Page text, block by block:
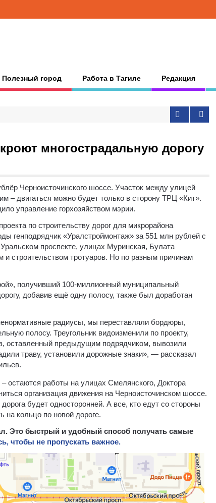
Полезный город Работа в Тагиле Редакция
многострадальную дорогу
Черноисточинского шоссе. Участок между улицей
– двигаться можно будет только в сторону ТРЦ «Кит».
управление горхозяйством мэрии.
по строительству дорог для микрорайона
генподрядчик «Уралстроймонтаж» за 551 млн рублей с
проспекте, улицах Муринская, Булата
строительством тротуаров. Но по разным причинам
получивший 100-миллионный муниципальный
добавив ещё одну полосу, также был доработан
радиусы, мы переставляли бордюры,
полосу. Треугольник видоизменили по проекту,
оставленный предыдущим подрядчиком, вывозили
траву, установили дорожные знаки», — рассказал
остаются работы на улицах Смелянского, Доктора
организация движения на Черноисточинском шоссе.
будет односторонней. А все, кто едут со стороны
на кольцо по новой дороге.
Это быстрый и удобный способ получать самые
чтобы не пропускать важное.